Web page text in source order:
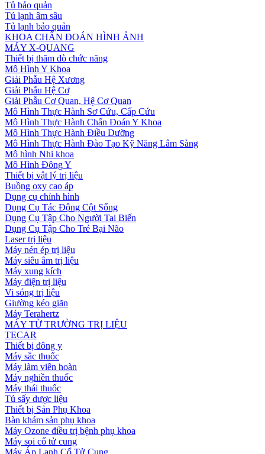
Tủ bảo quản
Tủ lạnh âm sâu
Tủ lạnh bảo quản
KHOA CHẨN ĐOÁN HÌNH ẢNH
MÁY X-QUANG
Thiết bị thăm dò chức năng
Mô Hình Y Khoa
Giải Phẫu Hệ Xương
Giải Phẫu Hệ Cơ
Giải Phẫu Cơ Quan, Hệ Cơ Quan
Mô Hình Thực Hành Sơ Cứu, Cấp Cứu
Mô Hình Thực Hành Chẩn Đoán Y Khoa
Mô Hình Thực Hành Điều Dưỡng
Mô Hình Thực Hành Đào Tạo Kỹ Năng Lâm Sàng
Mô hình Nhi khoa
Mô Hình Đông Y
Thiết bị vật lý trị liệu
Buồng oxy cao áp
Dụng cụ chỉnh hình
Dụng Cụ Tác Động Cột Sống
Dụng Cụ Tập Cho Người Tai Biến
Dụng Cụ Tập Cho Trẻ Bại Não
Laser trị liệu
Máy nén ép trị liệu
Máy siêu âm trị liệu
Máy xung kích
Máy điện trị liệu
Vi sóng trị liệu
Giường kéo giãn
Máy Terahertz
MÁY TỪ TRƯỜNG TRỊ LIỆU
TECAR
Thiết bị đông y
Máy sắc thuốc
Máy làm viên hoàn
Máy nghiền thuốc
Máy thái thuốc
Tủ sấy dược liệu
Thiết bị Sản Phụ Khoa
Bàn khám sản phụ khoa
Máy Ozone điều trị bệnh phụ khoa
Máy soi cổ tử cung
Máy Áp Lạnh Cổ Tử Cung